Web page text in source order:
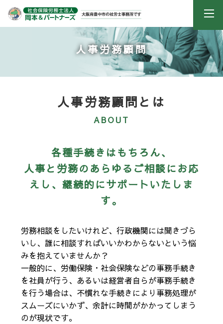
人事労務顧問
人事労務顧問とは
ABOUT
各種手続きはもちろん、
人事と労務のあらゆるご相談にお応
えし、 継続的にサポートいたしま
す。
労務相談をしたいけれど、行政機関には聞きづら
いし、誰に相談すればいいかわからないという悩
みを抱えていませんか？
一般的に、労働保険・社会保険などの事務手続き
を社員が行う、あるいは経営者自らが事務手続き
を行う場合は、不慣れな手続きにより事務処理が
スムーズにいかず、余計に時間がかかってしまう
のが現状です。